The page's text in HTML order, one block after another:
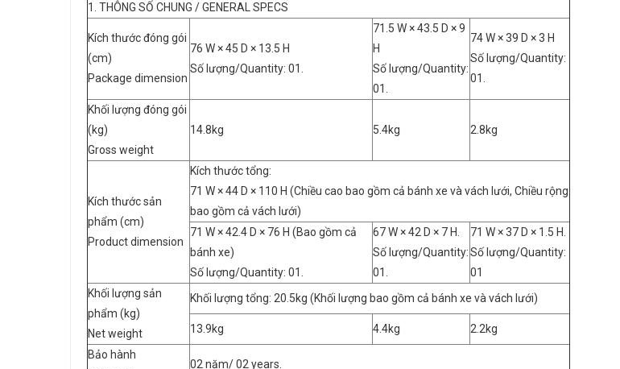
1. THÔNG SỐ CHUNG / GENERAL SPECS
Kích thước đóng gói
(cm)
Package dimension
76 W × 45 D × 13.5 H
Số lượng/Quantity: 01.
71.5 W × 43.5 D × 9
H
Số lượng/Quantity:
01.
74 W × 39 D × 3 H
Số lượng/Quantity:
01.
Khối lượng đóng gói
(kg)
Gross weight
14.8kg 5.4kg 2.8kg
Kích thước sản
phẩm (cm)
Product dimension
Kích thước tổng:
71 W × 44 D × 110 H (Chiều cao bao gồm cả bánh xe và vách lưới, Chiều rộng
bao gồm cả vách lưới)
71 W × 42.4 D × 76 H (Bao gồm cả
bánh xe)
Số lượng/Quantity: 01.
67 W × 42 D × 7 H.
Số lượng/Quantity:
01.
71 W × 37 D × 1.5 H.
Số lượng/Quantity:
01
Khối lượng sản
phẩm (kg)
Net weight
Khối lượng tổng: 20.5kg (Khối lượng bao gồm cả bánh xe và vách lưới)
13.9kg 4.4kg
2.2kg
Bảo hành
02 năm/ 02 years.